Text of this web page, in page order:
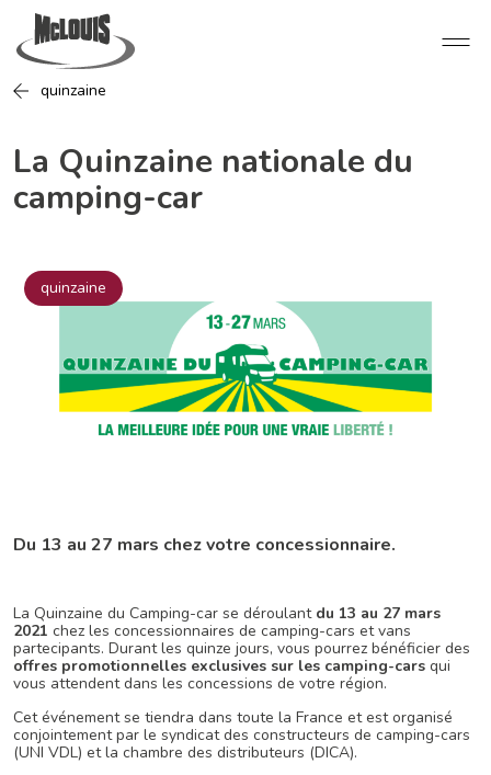
quinzaine
La Quinzaine nationale du
camping-car
quinzaine
Du 13 au 27 mars chez votre concessionnaire.
La Quinzaine du Camping-car se déroulant du 13 au 27 mars
2021 chez les concessionnaires de camping-cars et vans
partecipants. Durant les quinze jours, vous pourrez bénéficier des
offres promotionnelles exclusives sur les camping-cars qui
vous attendent dans les concessions de votre région.
Cet événement se tiendra dans toute la France et est organisé
conjointement par le syndicat des constructeurs de camping-cars
(UNI VDL) et la chambre des distributeurs (DICA).